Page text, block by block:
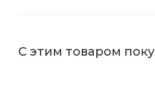
С этим товаром